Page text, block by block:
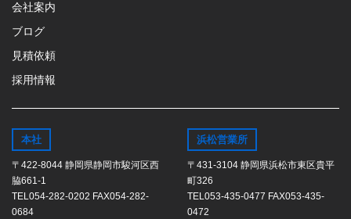
会社案内
ブログ
見積依頼
採用情報
本社
〒422-8044 静岡県静岡市駿河区西
脇661-1
TEL054-282-0202 FAX054-282-
0684
浜松営業所
〒431-3104 静岡県浜松市東区貴平
町326
TEL053-435-0477 FAX053-435-
0472